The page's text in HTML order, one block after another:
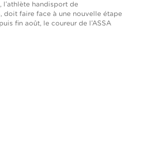
l’athlète handisport de
doit faire face à une nouvelle étape
fin août, le coureur de l’ASSA